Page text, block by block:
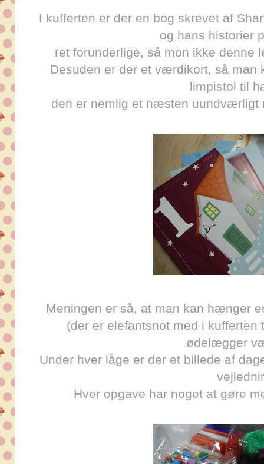
I kufferten er der en bog skrevet af
og hans historier
ret forunderlige, så mon ikke denne
Desuden er der et værdikort, så man
limpistol til
den er nemlig et næsten uundværligt
Meningen er så, at man kan hænger
(der er elefantsnot med i
ødelægger
Under hver låge er der et billede af
Hver opgave har noget at gøre